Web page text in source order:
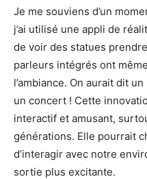
Je me souviens d’un
j’ai utilisé une appli de
de voir des statues
parleurs intégrés ont
l’ambiance. On aurait dit
un concert ! Cette
interactif et amusant,
générations. Elle pourrait
d’interagir avec notre
sortie plus excitante.